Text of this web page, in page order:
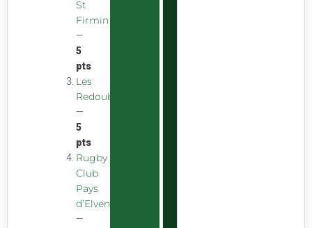
St
Firmin
—
5
pts
Les
Redoubstables
—
5
pts
Rugby
Club
Pays
d’Elven
—